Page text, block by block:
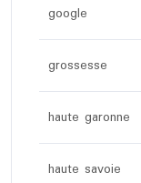
google
grossesse
haute garonne
haute savoie